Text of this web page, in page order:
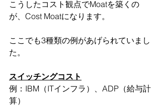
こうしたコスト観点でMoatを築くの
が、Cost Moatになります。
ここでも3種類の例があげられていまし
た。
スイッチングコスト
例：IBM（ITインフラ）、ADP（給与計
算）